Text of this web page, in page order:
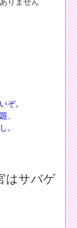
りません
ぞ。
、
。
はサバゲ